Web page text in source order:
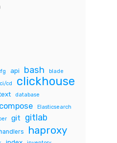
api bash blade
ci/cd clickhouse
database
Elasticsearch
git gitlab
handlers haproxy